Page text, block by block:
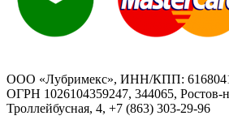
ООО «Лубримекс», ИНН/КПП:
ОГРН 1026104359247, 344065, Ростов-
Троллейбусная, 4, +7 (863) 303-29-96